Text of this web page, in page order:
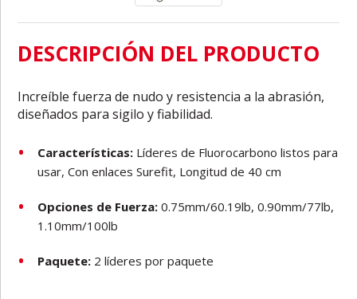
DESCRIPCIÓN DEL PRODUCTO
Increíble fuerza de nudo y resistencia a la abrasión,
diseñados para sigilo y fiabilidad.
Características: Líderes de Fluorocarbono listos para
usar, Con enlaces Surefit, Longitud de 40 cm
Opciones de Fuerza: 0.75mm/60.19lb, 0.90mm/77lb,
1.10mm/100lb
Paquete: 2 líderes por paquete